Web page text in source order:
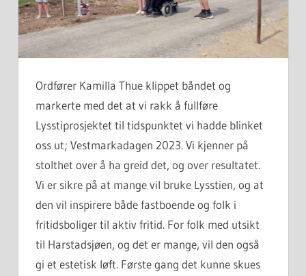
Ordfører Kamilla Thue klippet båndet og
markerte med det at vi rakk å fullføre
Lysstiprosjektet til tidspunktet vi hadde blinket
oss ut; Vestmarkadagen 2023. Vi kjenner på
stolthet over å ha greid det, og over resultatet.
Vi er sikre på at mange vil bruke Lysstien, og at
den vil inspirere både fastboende og folk i
fritidsboliger til aktiv fritid. For folk med utsikt
til Harstadsjøen, og det er mange, vil den også
gi et estetisk løft. Første gang det kunne skues